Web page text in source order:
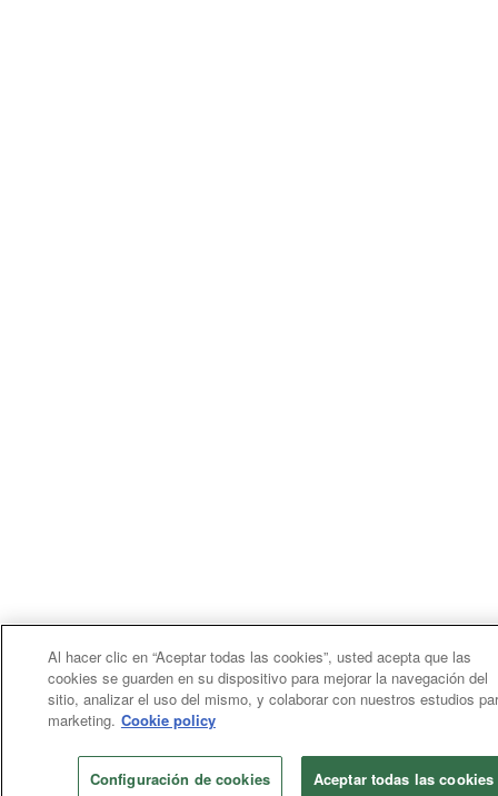
Al hacer clic en “Aceptar todas las cookies”, usted acepta que las
cookies se guarden en su dispositivo para mejorar la navegación del
sitio, analizar el uso del mismo, y colaborar con nuestros estudios
marketing. Cookie policy
Configuración de cookies Aceptar todas las cookies